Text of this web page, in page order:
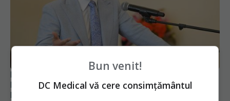
Prof. dr. Valeriu Gheorghiță intră în Board-ul
Editorial al revistei Scientific Reports, din Nature
Portfolio
Bun venit!
DC Medical vă cere consimțământul